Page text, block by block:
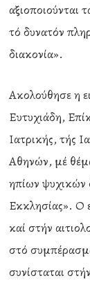
αξιοποιούνται
τό δυνατόν
διακονία».
Ακολούθησε η
Ευτυχιάδη,
Ιατρικής, τής
Αθηνών, μέ
ηπίων ψυχικών
Εκκλησίας». Ο
καί στήν
στό
συνίσταται